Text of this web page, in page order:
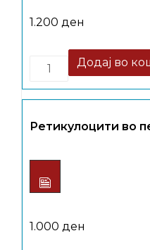
1.200 ден
Quantity
Додај во
Ретикулоцити во
1.000 ден